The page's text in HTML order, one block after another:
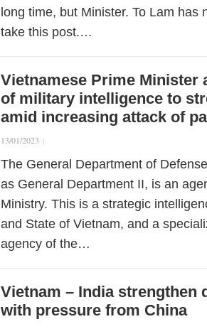
long time, but Minister. To Lam has
take this post.…
Vietnamese Prime Minister
of military intelligence to
amid increasing attack of
13/01/2023 |
The General Department of
as General Department II, is an
Ministry. This is a strategic
and State of Vietnam, and a
agency of the…
Vietnam – India strengthen
with pressure from China